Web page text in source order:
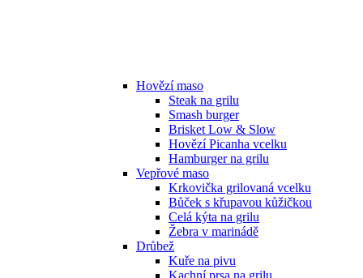
Hovězí maso
Steak na grilu
Smash burger
Brisket Low & Slow
Hovězí Picanha vcelku
Hamburger na grilu
Vepřové maso
Krkovička grilovaná vcelku
Bůček s křupavou kůžičkou
Celá kýta na grilu
Žebra v marinádě
Drůbež
Kuře na pivu
Kachní prsa na grilu